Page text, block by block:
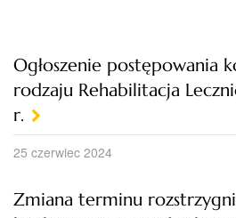
Ogłoszenie postępowania
rodzaju Rehabilitacja
r.
25 czerwiec 2024
Zmiana terminu